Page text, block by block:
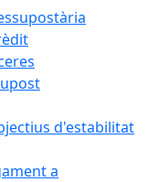
d'estabilitat
a